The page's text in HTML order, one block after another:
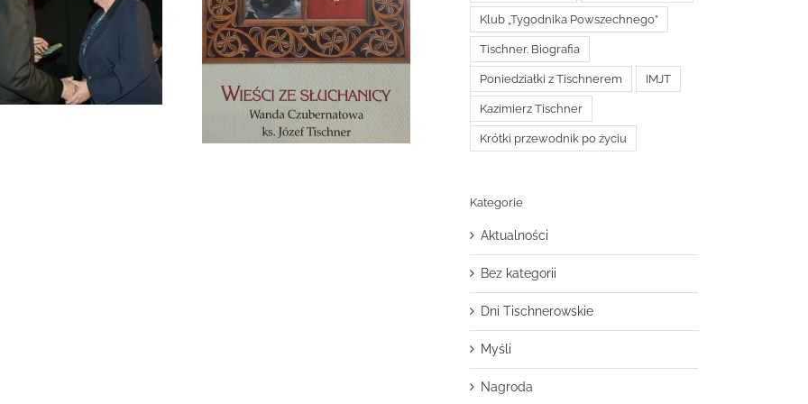
Zmarła Wanda Czubernatowa
Klub „Tygodnika Powszechnego”
Tischner. Biografia
Poniedziałki z Tischnerem IMJT
Kazimierz Tischner
Krótki przewodnik po życiu
Kategorie
Aktualności
Bez kategorii
Dni Tischnerowskie
Myśli
Nagroda